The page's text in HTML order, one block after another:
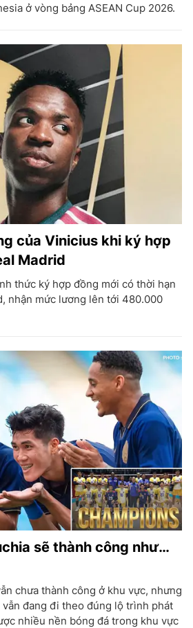
ở vòng bảng ASEAN Cup 2026.
của Vinicius khi ký hợp
Madrid
thức ký hợp đồng mới có thời hạn
nhận mức lương lên tới 480.000
sẽ thành công như…
chưa thành công ở khu vực, nhưng
đang đi theo đúng lộ trình phát
nhiều nền bóng đá trong khu vực